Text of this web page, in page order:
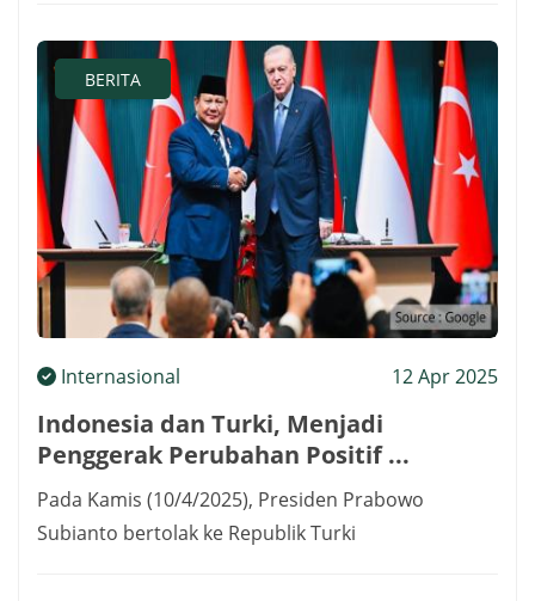
BERITA
Internasional 12 Apr 2025
Indonesia dan Turki, Menjadi
Penggerak Perubahan Positif ...
Pada Kamis (10/4/2025), Presiden Prabowo
Subianto bertolak ke Republik Turki